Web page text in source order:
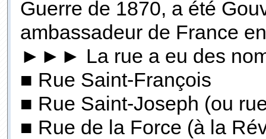
Guerre de 1870, a été
ambassadeur de France
►►► La rue a eu des
■ Rue Saint-François
■ Rue Saint-Joseph (ou
■ Rue de la Force (à la